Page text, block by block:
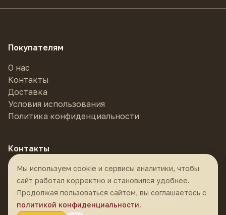
Покупателям
О нас
Контакты
Доставка
Условия использования
Политика конфиденциальности
Контакты
Телефон:8 (985) 878-55-55
Магазин: г. Москва, м. Фрунзенская,
Комсомольский проспект, 24 стр. 1, ТЦ К-24
Часы работы: ежедневно с 10:30 до 21:00
Мы используем cookie и сервисы аналитики, чтобы
сайт работал корректно и становился удобнее.
Продолжая пользоваться сайтом, вы соглашаетесь с
политикой конфиденциальности.